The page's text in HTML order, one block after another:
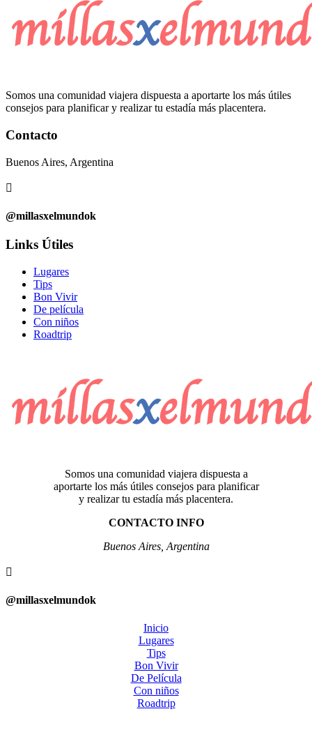
Somos una comunidad viajera dispuesta a aportarte los más útiles
consejos para planificar y realizar tu estadía más placentera.
Contacto
Buenos Aires, Argentina

@millasxelmundok
Links Útiles
Lugares
Tips
Bon Vivir
De película
Con niños
Roadtrip
Somos una comunidad viajera dispuesta a
aportarte los más útiles consejos para planificar
y realizar tu estadía más placentera.
CONTACTO INFO
Buenos Aires, Argentina

@millasxelmundok
Inicio
Lugares
Tips
Bon Vivir
De Película
Con niños
Roadtrip